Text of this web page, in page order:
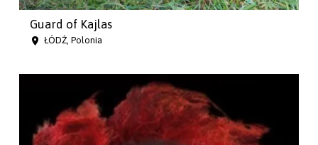
Guard of Kajlas
ŁÓDŹ, Polonia